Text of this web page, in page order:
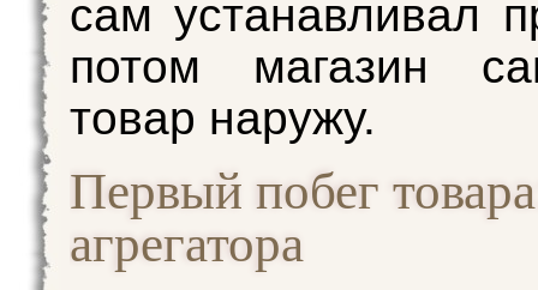
сам устанавливал
потом магазин
товар наружу.
Первый побег
агрегатора